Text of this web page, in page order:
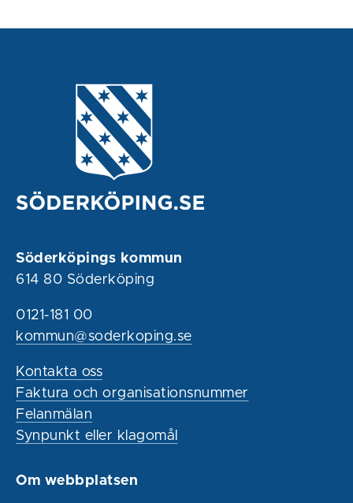
Söderköpings kommun
614 80 Söderköping
0121-181 00
kommun@soderkoping.se
Kontakta oss
Faktura och organisationsnummer
Felanmälan
Synpunkt eller klagomål
Om webbplatsen